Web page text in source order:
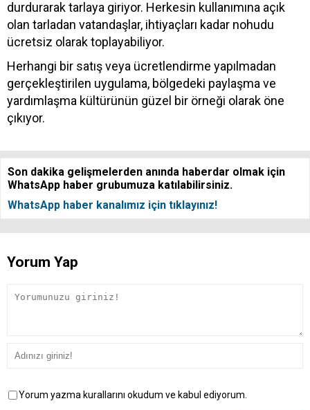
durdurarak tarlaya giriyor. Herkesin kullanımına açık
olan tarladan vatandaşlar, ihtiyaçları kadar nohudu
ücretsiz olarak toplayabiliyor.
Herhangi bir satış veya ücretlendirme yapılmadan
gerçekleştirilen uygulama, bölgedeki paylaşma ve
yardımlaşma kültürünün güzel bir örneği olarak öne
çıkıyor.
Son dakika gelişmelerden anında haberdar olmak için
WhatsApp haber grubumuza katılabilirsiniz.
WhatsApp haber kanalımız için tıklayınız!
Yorum Yap
Yorum yazma kurallarını okudum ve kabul ediyorum.